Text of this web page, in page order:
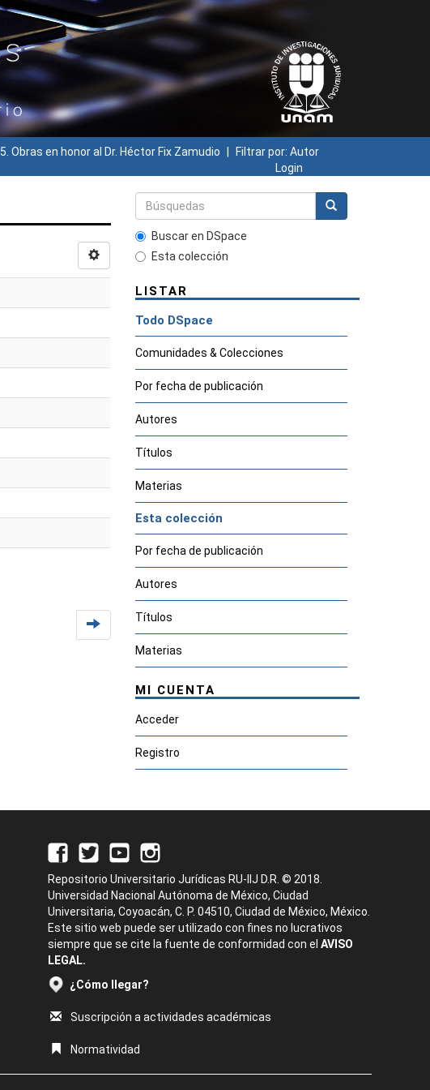
5. Obras en honor al Dr. Héctor Fix Zamudio
Filtrar por: Autor
Login
Buscar en DSpace
Esta colección
LISTAR
Todo DSpace
Comunidades & Colecciones
Por fecha de publicación
Autores
Títulos
Materias
Esta colección
Por fecha de publicación
Autores
Títulos
Materias
MI CUENTA
Acceder
Registro
Repositorio Universitario Jurídicas RU-IIJ D.R. © 2018.
Universidad Nacional Autónoma de México, Ciudad
Universitaria, Coyoacán, C. P. 04510, Ciudad de México, México.
Este sitio web puede ser utilizado con fines no lucrativos
siempre que se cite la fuente de conformidad con el AVISO
LEGAL.
¿Cómo llegar?
Suscripción a actividades académicas
Normatividad